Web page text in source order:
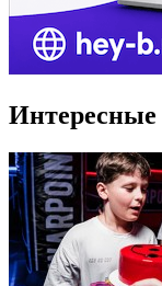
Интересные